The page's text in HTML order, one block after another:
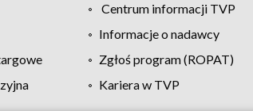
Centrum informacji TVP
Informacje o nadawcy
Zgłoś program (ROPAT)
Kariera w TVP